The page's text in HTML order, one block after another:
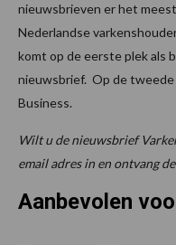
nieuwsbrieven er het
Nederlandse
komt op de eerste plek als
nieuwsbrief. Op de
Business.
Wilt u de nieuwsbrief
email adres in en ontvang
Aanbevolen